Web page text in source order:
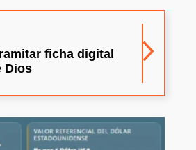
ficha digital
Dios